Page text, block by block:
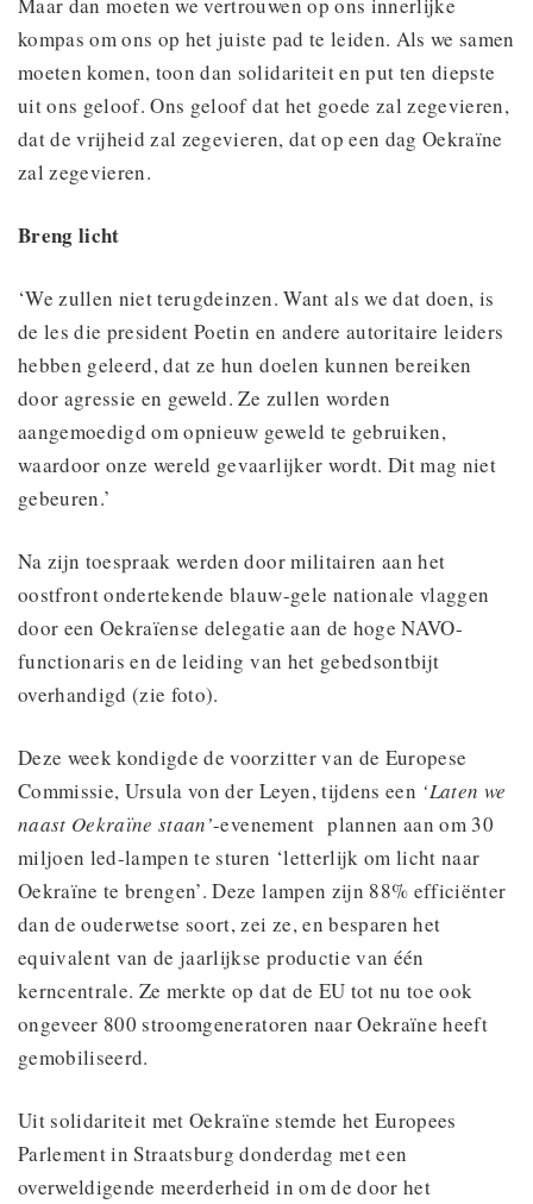
kompas om ons op het juiste pad te leiden. Als we samen
moeten komen, toon dan solidariteit en put ten diepste
uit ons geloof. Ons geloof dat het goede zal zegevieren,
dat de vrijheid zal zegevieren, dat op een dag Oekraïne
zal zegevieren.
Breng licht
‘We zullen niet terugdeinzen. Want als we dat doen, is
de les die president Poetin en andere autoritaire leiders
hebben geleerd, dat ze hun doelen kunnen bereiken
door agressie en geweld. Ze zullen worden
aangemoedigd om opnieuw geweld te gebruiken,
waardoor onze wereld gevaarlijker wordt. Dit mag niet
gebeuren.’
Na zijn toespraak werden door militairen aan het
oostfront ondertekende blauw-gele nationale vlaggen
door een Oekraïense delegatie aan de hoge NAVO-
functionaris en de leiding van het gebedsontbijt
overhandigd (zie foto).
Deze week kondigde de voorzitter van de Europese
Commissie, Ursula von der Leyen, tijdens een ‘Laten we
naast Oekraïne staan’-evenement plannen aan om 30
miljoen led-lampen te sturen ‘letterlijk om licht naar
Oekraïne te brengen’. Deze lampen zijn 88% efficiënter
dan de ouderwetse soort, zei ze, en besparen het
equivalent van de jaarlijkse productie van één
kerncentrale. Ze merkte op dat de EU tot nu toe ook
ongeveer 800 stroomgeneratoren naar Oekraïne heeft
gemobiliseerd.
Uit solidariteit met Oekraïne stemde het Europees
Parlement in Straatsburg donderdag met een
overweldigende meerderheid in om de door het